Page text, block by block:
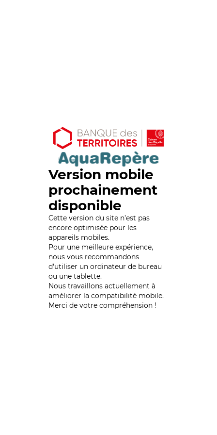
Version mobile
prochainement
disponible
Cette version du site n’est pas
encore optimisée pour les
appareils mobiles.
Pour une meilleure expérience,
nous vous recommandons
d'utiliser un ordinateur de bureau
ou une tablette.
Nous travaillons actuellement à
améliorer la compatibilité mobile.
Merci de votre compréhension !